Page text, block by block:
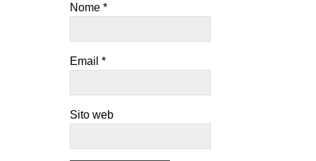
Nome *
Email *
Sito web